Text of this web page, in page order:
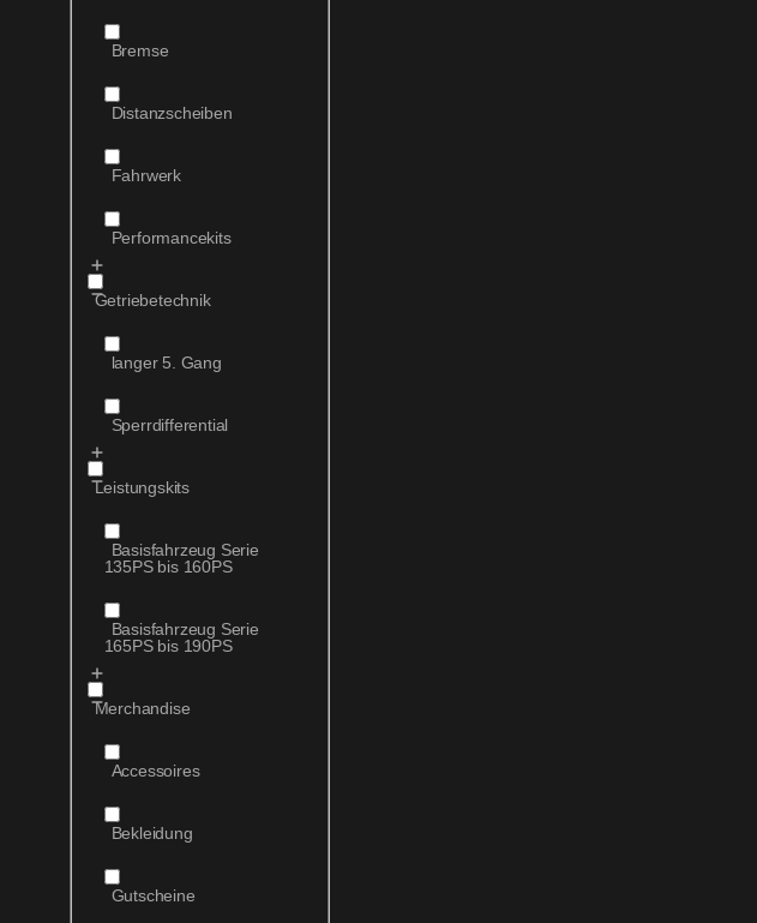
Bremse
Distanzscheiben
Fahrwerk
Performancekits
Getriebetechnik
langer 5. Gang
Sperrdifferential
Leistungskits
Basisfahrzeug Serie
135PS bis 160PS
Basisfahrzeug Serie
165PS bis 190PS
Merchandise
Accessoires
Bekleidung
Gutscheine